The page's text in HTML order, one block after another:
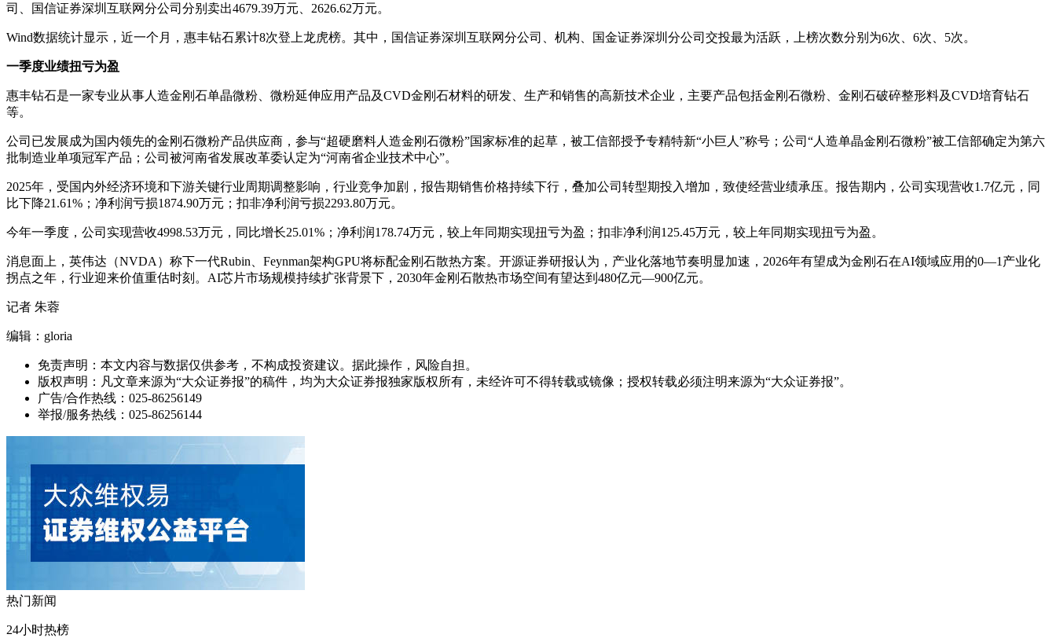
司、国信证券深圳互联网分公司分别卖出4679.39万元、2626.62万元。
Wind数据统计显示，近一个月，惠丰钻石累计8次登上龙虎榜。其中，国信证券深圳互联网分公司、机构、国金证券深圳分公司交投最为活跃，上榜次数分别为6次、6次、5次。
一季度业绩扭亏为盈
惠丰钻石是一家专业从事人造金刚石单晶微粉、微粉延伸应用产品及CVD金刚石材料的研发、生产和销售的高新技术企业，主要产品包括金刚石微粉、金刚石破碎整形料及CVD培育钻石
等。
公司已发展成为国内领先的金刚石微粉产品供应商，参与“超硬磨料人造金刚石微粉”国家标准的起草，被工信部授予专精特新“小巨人”称号；公司“人造单晶金刚石微粉”被工信部确定为第六
批制造业单项冠军产品；公司被河南省发展改革委认定为“河南省企业技术中心”。
2025年，受国内外经济环境和下游关键行业周期调整影响，行业竞争加剧，报告期销售价格持续下行，叠加公司转型期投入增加，致使经营业绩承压。报告期内，公司实现营收1.7亿元，同
比下降21.61%；净利润亏损1874.90万元；扣非净利润亏损2293.80万元。
今年一季度，公司实现营收4998.53万元，同比增长25.01%；净利润178.74万元，较上年同期实现扭亏为盈；扣非净利润125.45万元，较上年同期实现扭亏为盈。
消息面上，英伟达（NVDA）称下一代Rubin、Feynman架构GPU将标配金刚石散热方案。开源证券研报认为，产业化落地节奏明显加速，2026年有望成为金刚石在AI领域应用的0—1产业化
拐点之年，行业迎来价值重估时刻。AI芯片市场规模持续扩张背景下，2030年金刚石散热市场空间有望达到480亿元—900亿元。
记者 朱蓉
编辑：gloria
免责声明：本文内容与数据仅供参考，不构成投资建议。据此操作，风险自担。
版权声明：凡文章来源为“大众证券报”的稿件，均为大众证券报独家版权所有，未经许可不得转载或镜像；授权转载必须注明来源为“大众证券报”。
广告/合作热线：025-86256149
举报/服务热线：025-86256144
热门新闻
24小时热榜